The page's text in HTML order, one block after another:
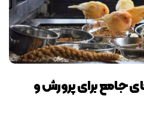
جامع برای پرورش و